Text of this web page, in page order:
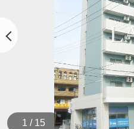
1 / 15